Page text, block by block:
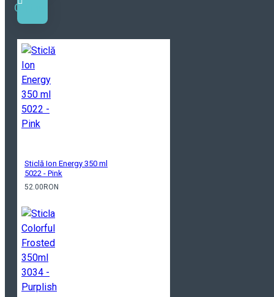
Sticlă Ion Energy 350 ml
5022 - Pink
52.00RON
Online!